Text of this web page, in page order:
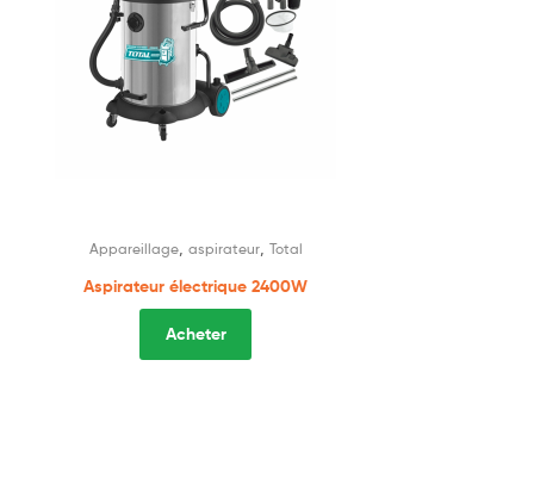
Appareillage, aspirateur, Total
Aspirateur électrique 2400W
Acheter